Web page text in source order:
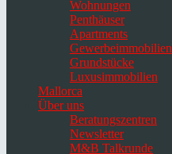
Wohnungen
Penthäuser
Apartments
Gewerbeimmobilien
Grundstücke
Luxusimmobilien
Mallorca
Über uns
Beratungszentren
Newsletter
M&B Talkrunde